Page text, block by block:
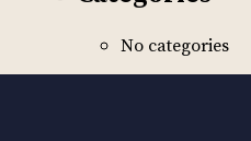
No categories